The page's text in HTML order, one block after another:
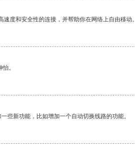
度和安全性的连接，并帮助你在网络上自由移动。
。
些新功能，比如增加一个自动切换线路的功能。